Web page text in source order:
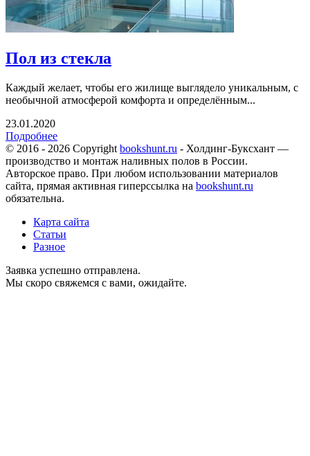
Пол из стекла
Каждый желает, чтобы его жилище выглядело уникальным, с
необычной атмосферой комфорта и определённым...
23.01.2020
Подробнее
© 2016 - 2026 Copyright bookshunt.ru - Холдинг-Буксхант —
производство и монтаж наливных полов в России.
Авторское право. При любом использовании материалов
сайта, прямая активная гиперссылка на bookshunt.ru
обязательна.
Карта сайта
Статьи
Разное
Заявка успешно отправлена.
Мы скоро свяжемся с вами, ожидайте.